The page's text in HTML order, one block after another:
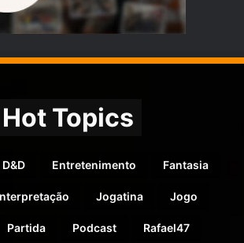
Hot Topics
D&D Entretenimento Fantasia
Jogatina Jogo
Partida Podcast Rafael47